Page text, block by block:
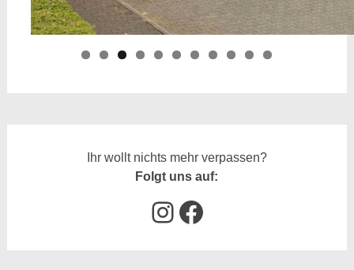
Ihr wollt nichts mehr verpassen?
Folgt uns auf:
Instagram
Facebook